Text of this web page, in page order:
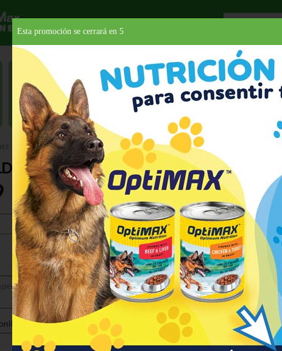
Carnes y
Mariscos
Lácteos
BEBIDAS CAFÉ JUAN VALDEZ CUMBRE FUERTE
CUMBRE FUERTE 8.8 OZ
sustituir por:
Esta promoción se cerrará en 4